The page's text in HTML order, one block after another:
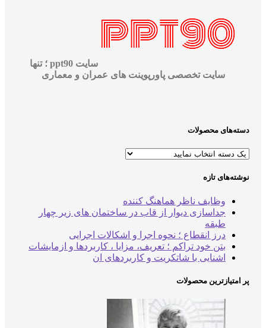
سایت ppt90 ؛ تنها
سایت تخصصی پاورپوینت های عمران و معماری
دسته‌های محصولات
نوشته‌های تازه
وظایف ناظر هماهنگ کننده
جداسازی دیوار از قاب در ساختمان های زیر چهار
طبقه
درز انقطاع ؛ نحوه اجرا و اشکالات اجرایی
بتن خود تراکم ؛ تعریف، مزایا ، کاربردها و ازمایشات
اشنایی با شاتکریت و کاربردهای ان
پر امتیازترین محصولات